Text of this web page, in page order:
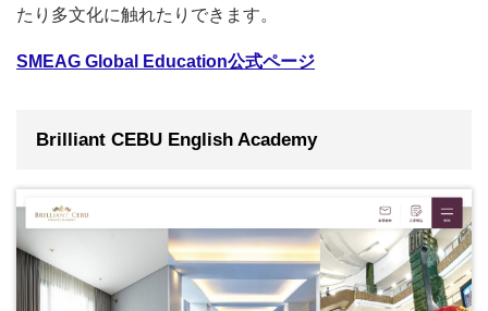
たり多文化に触れたりできます。
SMEAG Global Education公式ページ
Brilliant CEBU English Academy